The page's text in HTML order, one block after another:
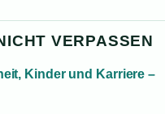
VERPASSEN
Kinder und Karriere –